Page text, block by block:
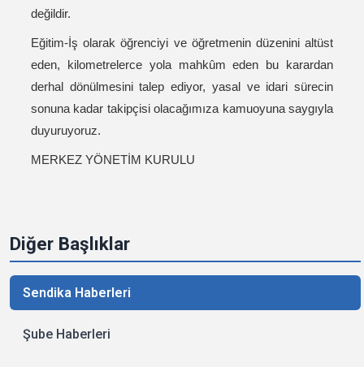
Diğer Başlıklar
Sendika Haberleri
Şube Haberleri
değildir.
Eğitim-İş olarak öğrenciyi ve öğretmenin düzenini altüst
eden, kilometrelerce yola mahkûm eden bu karardan
derhal dönülmesini talep ediyor, yasal ve idari sürecin
sonuna kadar takipçisi olacağımıza kamuoyuna saygıyla
duyuruyoruz.
MERKEZ YÖNETİM KURULU